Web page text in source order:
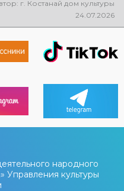
г. Костанай дом культуры
24.07.2026
народного
Управления культуры